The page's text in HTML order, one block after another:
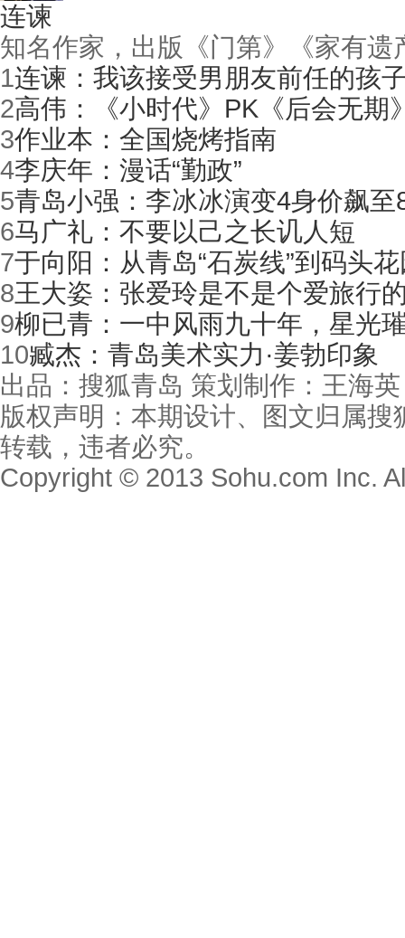
连谏
知名作家，出版《门第》《家有
1连谏：我该接受男朋友前任的孩
2高伟：《小时代》PK《后会无期
3作业本：全国烧烤指南
4李庆年：漫话“勤政”
5青岛小强：李冰冰演变4身价飙至
6马广礼：不要以己之长讥人短
7于向阳：从青岛“石炭线”到码头
8王大姿：张爱玲是不是个爱旅行
9柳已青：一中风雨九十年，星光
10臧杰：青岛美术实力·姜勃印象
出品：搜狐青岛 策划制作：王海英
版权声明：本期设计、图文归属
转载，违者必究。
Copyright © 2013 Sohu.com Inc.